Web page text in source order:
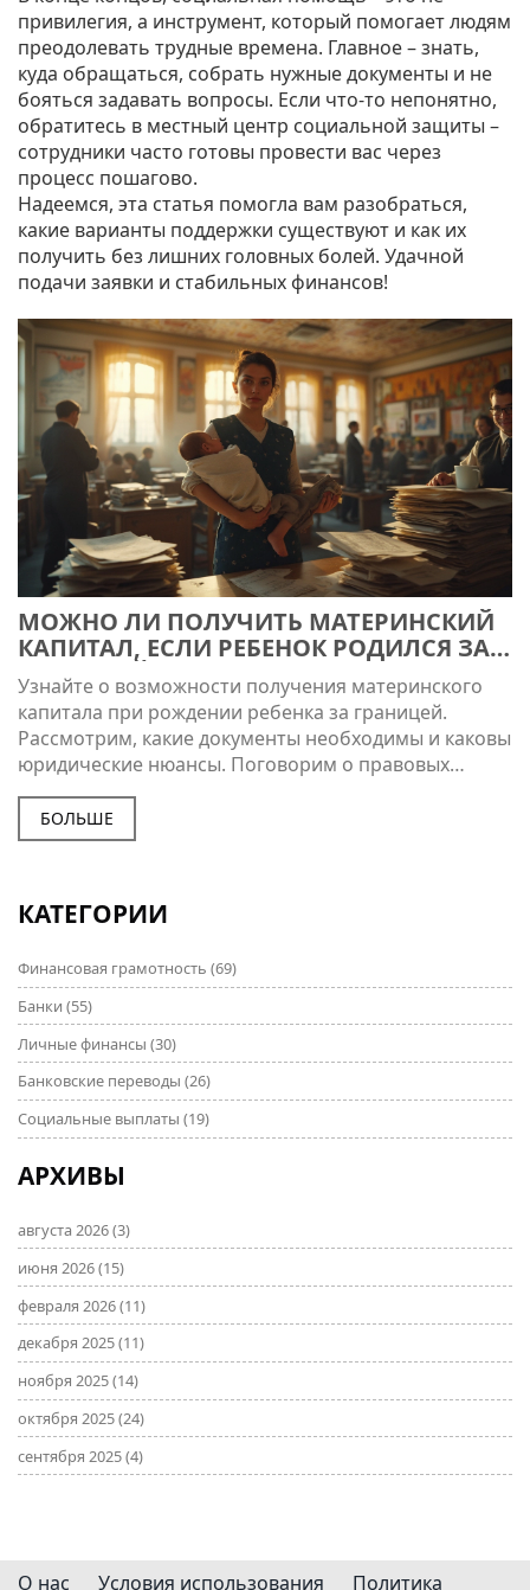
привилегия, а инструмент, который помогает людям
преодолевать трудные времена. Главное – знать,
куда обращаться, собрать нужные документы и не
бояться задавать вопросы. Если что‑то непонятно,
обратитесь в местный центр социальной защиты –
сотрудники часто готовы провести вас через
процесс пошагово.
Надеемся, эта статья помогла вам разобраться,
какие варианты поддержки существуют и как их
получить без лишних головных болей. Удачной
подачи заявки и стабильных финансов!
МОЖНО ЛИ ПОЛУЧИТЬ МАТЕРИНСКИЙ
КАПИТАЛ, ЕСЛИ РЕБЕНОК РОДИЛСЯ ЗА
ГРАНИЦЕЙ?
Узнайте о возможности получения материнского
капитала при рождении ребенка за границей.
Рассмотрим, какие документы необходимы и каковы
юридические нюансы. Поговорим о правовых
аспектах и возможных сложностях в процессе
оформления. Обсудим, как можно ускорить
процедуру и минимизировать бюрократические
материнского капитала при рождении ребенка вне
БОЛЬШЕ
КАТЕГОРИИ
Финансовая грамотность (69)
Банки (55)
Личные финансы (30)
Банковские переводы (26)
Социальные выплаты (19)
АРХИВЫ
августа 2026(3)
июня 2026(15)
февраля 2026(11)
декабря 2025(11)
ноября 2025(14)
октября 2025(24)
сентября 2025(4)
О нас Условия использования Политика